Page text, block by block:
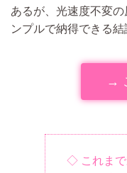
あるが、光速度不変
ンプルで納得できる結
→
◇ これまで